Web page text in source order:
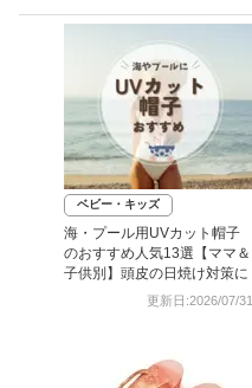
ベビー・キッズ
海・プール用UVカット帽子
のおすすめ人気13選【ママ＆
子供別】頭皮の日焼け対策に
更新日:2026/07/31